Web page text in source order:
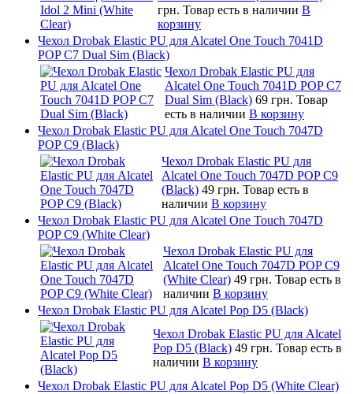
грн. Товар есть в наличии В
корзину
Чехол Drobak Elastic PU для Alcatel One Touch 7041D
POP C7 Dual Sim (Black)
Чехол Drobak Elastic PU для
Alcatel One Touch 7041D POP C7
Dual Sim (Black) 69 грн. Товар
есть в наличии В корзину
Чехол Drobak Elastic PU для Alcatel One Touch 7047D
POP C9 (Black)
Чехол Drobak Elastic PU для
Alcatel One Touch 7047D POP C9
(Black) 49 грн. Товар есть в
наличии В корзину
Чехол Drobak Elastic PU для Alcatel One Touch 7047D
POP C9 (White Clear)
Чехол Drobak Elastic PU для
Alcatel One Touch 7047D POP C9
(White Clear) 49 грн. Товар есть в
наличии В корзину
Чехол Drobak Elastic PU для Alcatel Pop D5 (Black)
Чехол Drobak Elastic PU для Alcatel
Pop D5 (Black) 49 грн. Товар есть в
наличии В корзину
Чехол Drobak Elastic PU для Alcatel Pop D5 (White Clear)